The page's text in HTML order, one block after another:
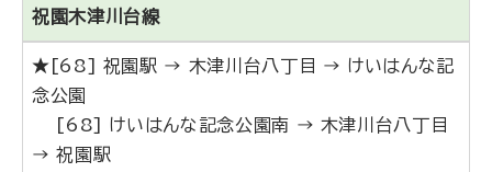
祝園木津川台線
★[68] 祝園駅 → 木津川台八丁目 → けいはんな記
念公園
[68] けいはんな記念公園南 → 木津川台八丁目
→ 祝園駅